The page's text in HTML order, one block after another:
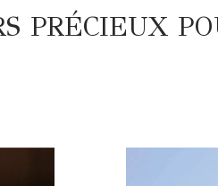
PRÉCIEUX